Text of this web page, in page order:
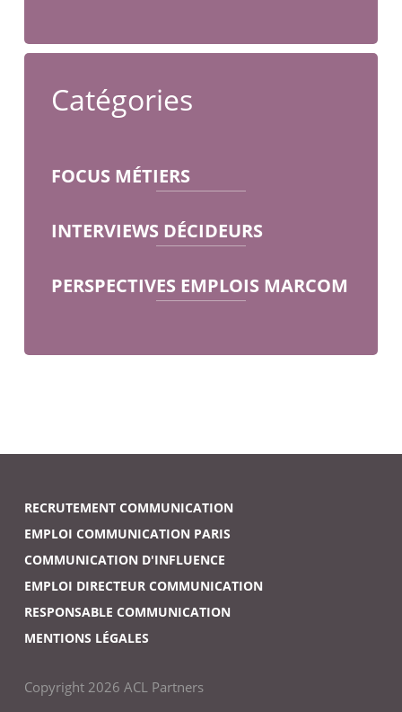
Catégories
FOCUS MÉTIERS
INTERVIEWS DÉCIDEURS
PERSPECTIVES EMPLOIS MARCOM
RECRUTEMENT COMMUNICATION
EMPLOI COMMUNICATION PARIS
COMMUNICATION D'INFLUENCE
EMPLOI DIRECTEUR COMMUNICATION
RESPONSABLE COMMUNICATION
MENTIONS LÉGALES
Copyright 2026 ACL Partners